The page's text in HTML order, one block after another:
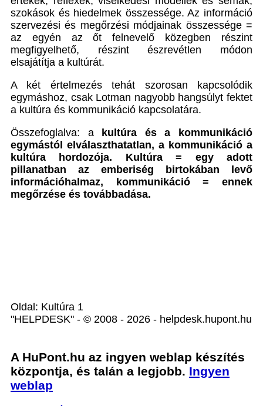
szokások és hiedelmek összessége. Az információ
szervezési és megőrzési módjainak összessége =
az egyén az őt felnevelő közegben részint
megfigyelhető, részint észrevétlen módon
elsajátítja a kultúrát.
A két értelmezés tehát szorosan kapcsolódik
egymáshoz, csak Lotman nagyobb hangsúlyt fektet
a kultúra és kommunikáció kapcsolatára.
Összefoglalva: a
kultúra és a kommunikáció
egymástól elválaszthatatlan, a kommunikáció a
kultúra hordozója. Kultúra = egy adott
pillanatban az emberiség birtokában levő
információhalmaz, kommunikáció = ennek
megőrzése és továbbadása.
Oldal: Kultúra 1
"HELPDESK" - © 2008 - 2026 - helpdesk.hupont.hu
A HuPont.hu az ingyen weblap készítés
központja, és talán a legjobb. Ingyen
weblap